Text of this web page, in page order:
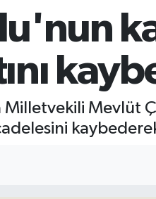
Milletvekili Mevlüt